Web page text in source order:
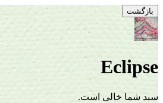
بازگشت
Eclipse
سبد شما خالی است.